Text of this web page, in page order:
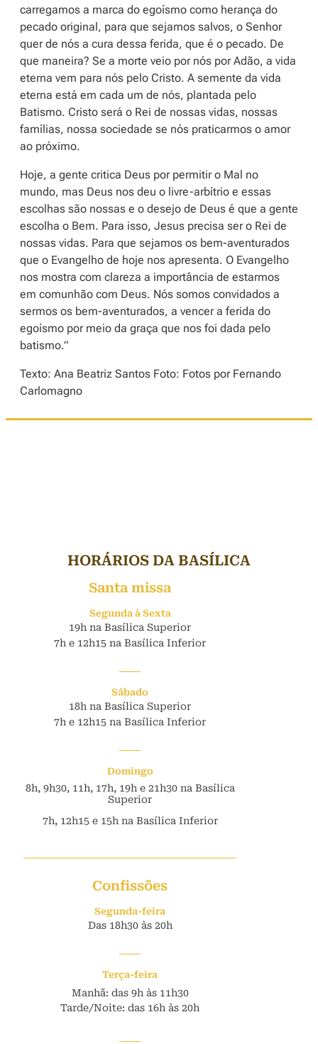
carregamos a marca do egoísmo como herança do
pecado original, para que sejamos salvos, o Senhor
quer de nós a cura dessa ferida, que é o pecado. De
que maneira? Se a morte veio por nós por Adão, a vida
eterna vem para nós pelo Cristo. A semente da vida
eterna está em cada um de nós, plantada pelo
Batismo. Cristo será o Rei de nossas vidas, nossas
famílias, nossa sociedade se nós praticarmos o amor
ao próximo.
Hoje, a gente critica Deus por permitir o Mal no
mundo, mas Deus nos deu o livre-arbítrio e essas
escolhas são nossas e o desejo de Deus é que a gente
escolha o Bem. Para isso, Jesus precisa ser o Rei de
nossas vidas. Para que sejamos os bem-aventurados
que o Evangelho de hoje nos apresenta. O Evangelho
nos mostra com clareza a importância de estarmos
em comunhão com Deus. Nós somos convidados a
sermos os bem-aventurados, a vencer a ferida do
egoísmo por meio da graça que nos foi dada pelo
batismo.”
Texto: Ana Beatriz Santos Foto: Fotos por Fernando
Carlomagno
HORÁRIOS DA BASÍLICA
Santa missa
Segunda à Sexta
19h na Basílica Superior
7h e 12h15 na Basílica Inferior
Sábado
18h na Basílica Superior
7h e 12h15 na Basílica Inferior
Domingo
8h, 9h30, 11h, 17h, 19h e 21h30 na Basílica
Superior
7h, 12h15 e 15h na Basílica Inferior
Confissões
Segunda-feira
Das 18h30 às 20h
Terça-feira
Manhã: das 9h às 11h30
Tarde/Noite: das 16h às 20h